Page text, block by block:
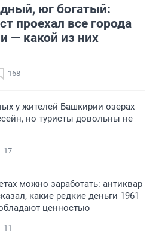
юг богатый:
проехал все города
— какой из них
168
у жителей Башкирии озерах
но туристы довольны не
17
можно заработать: антиквар
какие редкие деньги 1961
ценностью
11